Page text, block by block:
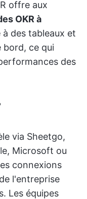
offre aux
OKR à
à des tableaux et
bord, ce qui
des
via Sheetgo,
Microsoft ou
connexions
l'entreprise
Les équipes